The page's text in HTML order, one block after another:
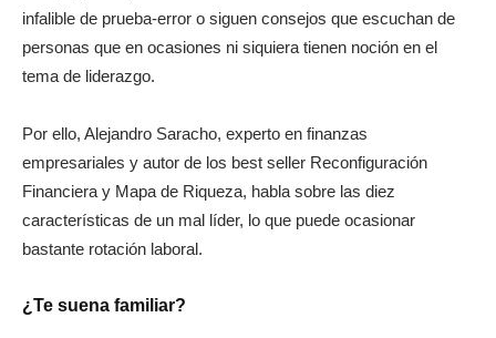
infalible de prueba-error o siguen consejos que escuchan de
personas que en ocasiones ni siquiera tienen noción en el
tema de liderazgo.
Por ello, Alejandro Saracho, experto en finanzas
empresariales y autor de los best seller Reconfiguración
Financiera y Mapa de Riqueza, habla sobre las diez
características de un mal líder, lo que puede ocasionar
bastante rotación laboral.
¿Te suena familiar?